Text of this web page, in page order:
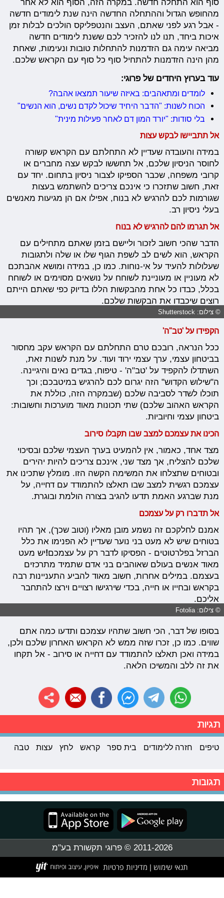
סוף הוא התחלה חדשה. במקרה הזה, הסוף הוא לא אחר
מהחופש הגדול וההתחלה החדשה הינה שנת לימודים חדשה
- אבל רגע לפני שאתם, העצב והנטפליקס הולכים לבלות זמן
איכות ביחד, תנו לנו להזכיר לכם ששנת לימודים חדשה
מביאה עימה גם הזדמנות להתחלות טובות ונעימות, שאחת
מהן הינה הזדמנות להתחיל סוף כל סוף עם הקראש שלכם.
עוד בערוץ היחדים של פרוגי:
לומדים ומתאהבים: באיזה שיעור תמצאו אהבה?
הכוח לשנות: "הדבר היחיד שיכול לקדם נשים, הוא הנשים"
בלי סודות: "יורד המון דם לאחר פעילות מינית"
אל תתביישו לבקש עצות
במידה והעובדה שעדיין לא התחלתם עם הקראש קשורה
לחוסר הניסיון שלכם, אל תחששו לבקש עצה מחברים או
קרובי משפחה, שכבר הספיקו לצבור ניסיון בתחום. יחד עם
זאת, חשוב שתזכרו כי אינכם צריכים להשתמש בעצות
שגורמות לכם להרגיש לא בנוח, אפילו אם הן מגיעות מאנשים
בעלי ניסיון רב.
אל תגרמו להם להרגיש לא בנוח
הדבר שהכי חשוב לזכור וליישם בזמן שאתם מתחילים עם
הקראש, הוא לשים לב לשפת הגוף שלו או שלה ולתגובות
שעלולות להעיד על אי-נוחות. כמו כן, במידה ומושא אהבתכם
לא מעוניין או מעוניינת לשוחח על נושאים מסוימים או לשוחח
בכלל, כבדו כל אחת מהבקשות הללו בדיוק כפי שאתם הייתם
רוצים שיכבדו את הבקשות שלכם.
© צילום: Shutterstock
הקפידו על 'טב"ה'
ככל הנראה, רובכם טרם התחלתם עם הקראש עקב מחסור
בביטחון עצמי, ערך עצמי ירוד ועוד. על מנת לשנות זאת,
השתדלו להקפיד על 'טב"ה' - טיפוח, בגדים נאים והיגיינה.
ה"שילוש הקדוש" הזה יגרום לכם להרגיש במיטבכם; וכך
תוכלו לשדר לסביבה שלכם (שבמקרה הזה, כוללת את
הקראש האהוב שלכם) שתי תכונות מאוד מוערכות וחשובות:
ביטחון עצמי וחיוביות.
הכינו את עצמכם למצב שבו תקבלו סירוב
מצד אחד, כאמור, אין להמעיט בערך העצמי שלכם ובסיכוי
שלכם להצליח, אך מצד שני, אינכם צריכים להיות יהירים
ובטוחים שתצלחו את המשימה הקשה הזו. מומלץ שתכינו את
עצמכם רגשית למצב שבו תאלצו להתמודד עם דחייה, על
מנת שברגע האמת תדעו להגיב בצורה הולמת ובוגרת.
אל תדברו רק על עצמכם
אמנם לחלקכם זה נשמע מובן מאליו (וטוב שכך), אך תהיו
בטוחים שיש לא מעט בני נוער שעדיין לא הפנימו את כלל
הברזל בפלרטוטים - הפסיקו לדבר רק על עצמכם!יש מעט
מאוד אנשים בעולם שאוהבים בני אדם שתמיד מתרכזים
בעצמם. במילים אחרות, חשוב מאוד להביע התעניינות רבה
בקראש ובחייו או חייה, בכדי שירגישו רצויים וירצו להתחבר
אליכם.
© צילום: Fotolia
בסופו של דבר, הכי חשוב שתהיו עצמכם ותדעו כמה אתם
שווים. כמו כן, זכרו שזה ממש לא הקראש האחרון שלכם ולכן,
במידה ואכן תאלצו להתמודד עם דחייה או סירוב - אל תקחו
את זה ללב והמשיכו הלאה.
תגיות
טיפים חזרה ללימודים בית ספר קראש לחץ עצות טבה
תגובות
2011-2026 © פרוגי תקשורת בע"מ
תנאי שימוש מדיניות פרטיות